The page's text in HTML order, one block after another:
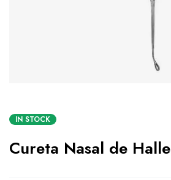
IN STOCK
Cureta Nasal de Halle